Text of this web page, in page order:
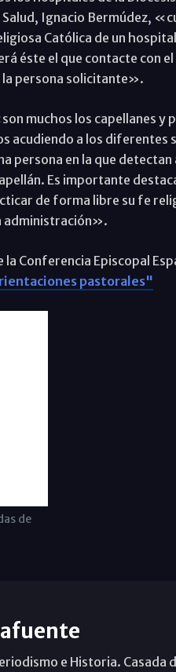
Ignacio Bermúdez,
Católica de un
éste el que contacte con
persona solicitante».
muchos los capellanes y
acudiendo a los diferentes
persona en la que detectan
Es importante
de forma libre su fe
administración».
Conferencia Episcopal
pastorales"
de
e Historia. Casada